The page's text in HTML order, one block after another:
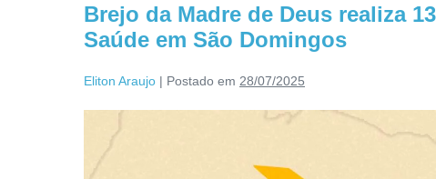
Brejo da Madre de Deus realiza
Saúde em São Domingos
Eliton Araujo | Postado em 28/07/2025